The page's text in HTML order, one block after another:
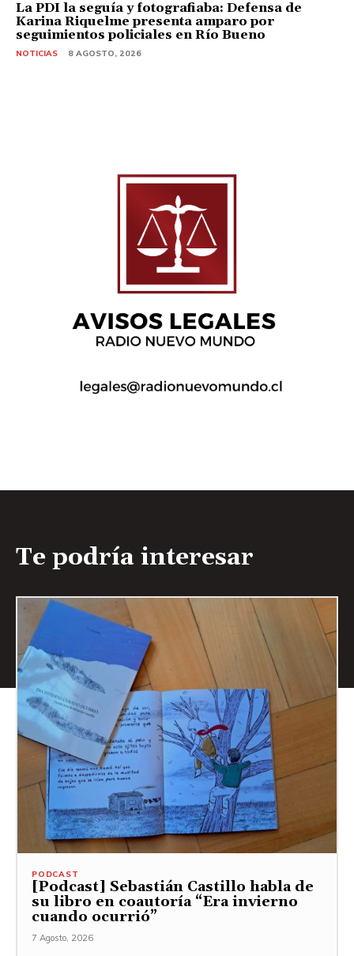
La PDI la seguía y fotografiaba: Defensa de
Karina Riquelme presenta amparo por
seguimientos policiales en Río Bueno
NOTICIAS 8 AGOSTO, 2026
Te podría interesar
PODCAST
[Podcast] Sebastián Castillo habla de
su libro en coautoría “Era invierno
cuando ocurrió”
7 Agosto, 2026